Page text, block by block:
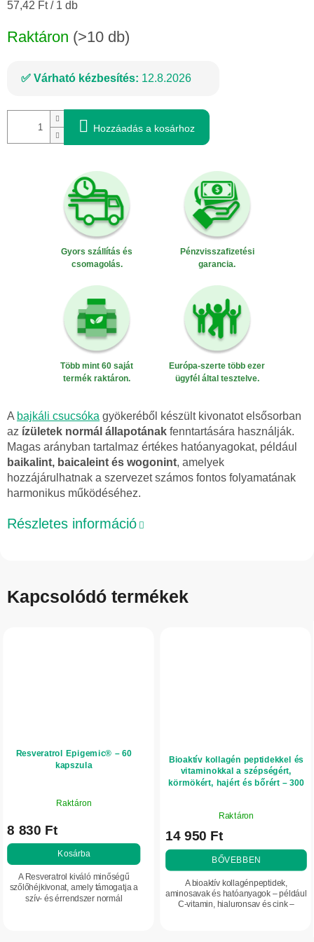
Egységár:
57,42 Ft / 1 db
Raktáron (>10 db)
Várható kézbesítés: 12.8.2026
Hozzáadás a kosárhoz
Gyors szállítás és
csomagolás.
Pénzvisszafizetési
garancia.
Több mint 60 saját
termék raktáron.
Európa-szerte több ezer
ügyfél által tesztelve.
A bajkáli csucsóka gyökeréből készült kivonatot elsősorban
az ízületek normál állapotának fenntartására használják.
Magas arányban tartalmaz értékes hatóanyagokat, például
baikalint, baicaleint és wogonint, amelyek
hozzájárulhatnak a szervezet számos fontos folyamatának
harmonikus működéséhez.
Részletes információ
Kapcsolódó termékek
Resveratrol Epigemic® – 60
kapszula
Raktáron
8 830 Ft
Kosárba
A Resveratrol kiváló minőségű
szőlőhéjkivonat, amely támogatja a
szív- és érrendszer normál
Bioaktív kollagén peptidekkel és
vitaminokkal a szépségért,
körmökért, hajért és bőrért – 300
átlagos
értékelése
5-
5,0
csillag.
Raktáron
14 950 Ft
BŐVEBBEN
A bioaktív kollagénpeptidek,
aminosavak és hatóanyagok – például
C-vitamin, hialuronsav és cink –